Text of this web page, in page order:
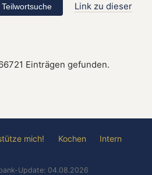
Link zu dieser
Einträgen gefunden.
mich! Kochen Intern
Update: 04.08.2026